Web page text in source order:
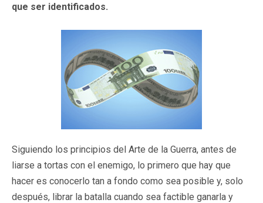
que ser identificados.
Siguiendo los principios del Arte de la Guerra, antes de
liarse a tortas con el enemigo, lo primero que hay que
hacer es conocerlo tan a fondo como sea posible y, solo
después, librar la batalla cuando sea factible ganarla y